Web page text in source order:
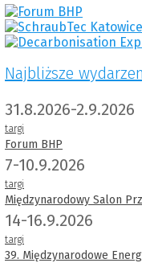
Najbliższe
31.8.2026-2.9.2026
targi
Forum BHP
7-10.9.2026
targi
Międzynarodowy Salon
14-16.9.2026
targi
39. Międzynarodowe